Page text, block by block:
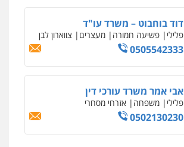
דוד בוחבוט – משרד עו"ד
פלילי פשיעה חמורה מעצרים צווארון לבן
0505542333
אבי אמר משרד עורכי דין
פלילי משפחה אזרחי מסחרי
0502130230